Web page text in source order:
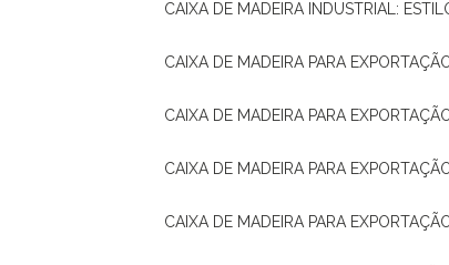
CAIXA DE MADEIRA INDUSTRIAL:
CAIXA DE MADEIRA PARA
CAIXA DE MADEIRA PARA
CAIXA DE MADEIRA PARA
CAIXA DE MADEIRA PARA